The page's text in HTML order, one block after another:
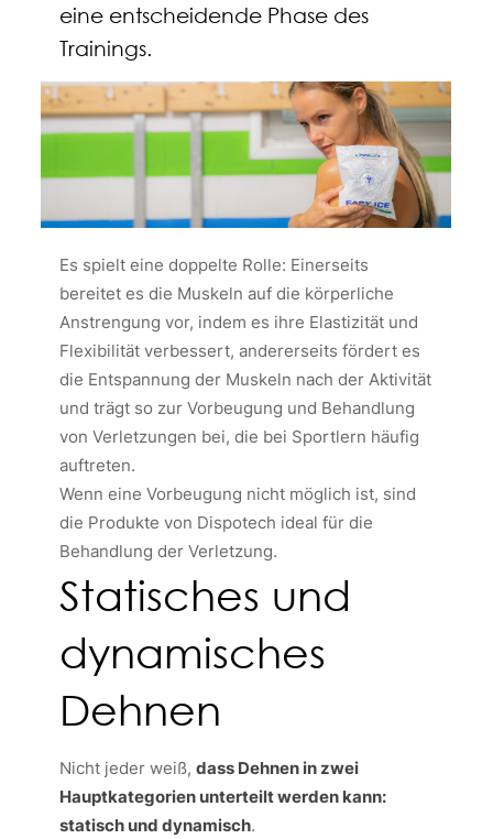
eine entscheidende Phase des
Trainings.
Es spielt eine doppelte Rolle: Einerseits
bereitet es die Muskeln auf die körperliche
Anstrengung vor, indem es ihre Elastizität und
Flexibilität verbessert, andererseits fördert es
die Entspannung der Muskeln nach der Aktivität
und trägt so zur Vorbeugung und Behandlung
von Verletzungen bei, die bei Sportlern häufig
auftreten.
Wenn eine Vorbeugung nicht möglich ist, sind
die Produkte von Dispotech ideal für die
Behandlung der Verletzung.
Statisches und
dynamisches
Dehnen
Nicht jeder weiß,dass Dehnen in zwei
Hauptkategorien unterteilt werden kann:
statisch und dynamisch.